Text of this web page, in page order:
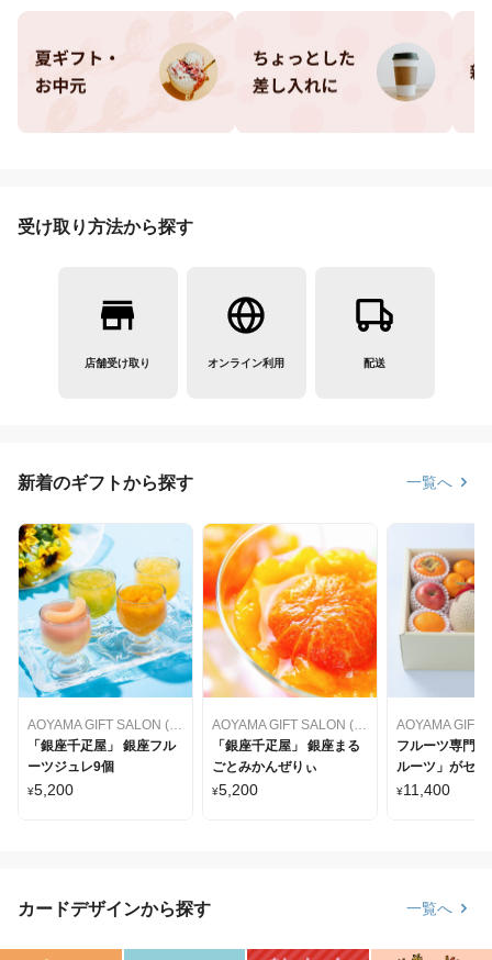
受け取り方法から探す
店舗受け取り オンライン利用 配送
新着のギフトから探す 一覧へ
「銀座千疋屋」 銀座フル
ーツジュレ9個
¥5,200
「銀座千疋屋」 銀座まる
ごとみかんぜりぃ
¥5,200
フルーツ専門
ルーツ」がセ
フルーツセット
¥11,400
カードデザインから探す 一覧へ